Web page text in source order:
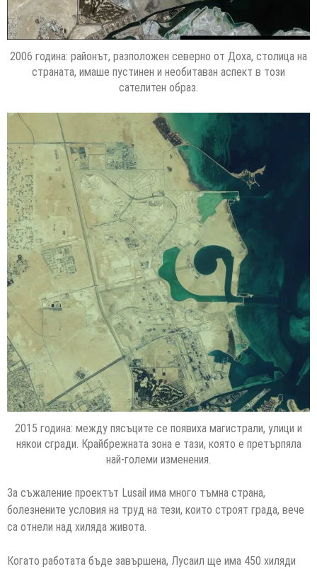
2006 година: районът, разположен северно от Доха, столица на
страната, имаше пустинен и необитаван аспект в този
сателитен образ.
2015 година: между пясъците се появиха магистрали, улици и
някои сгради. Крайбрежната зона е тази, която е претърпяла
най-големи изменения.
За съжаление проектът Lusail има много тъмна страна,
болезнените условия на труд на тези, които строят града, вече
са отнели над хиляда живота.
Когато работата бъде завършена, Лусаил ще има 450 хиляди